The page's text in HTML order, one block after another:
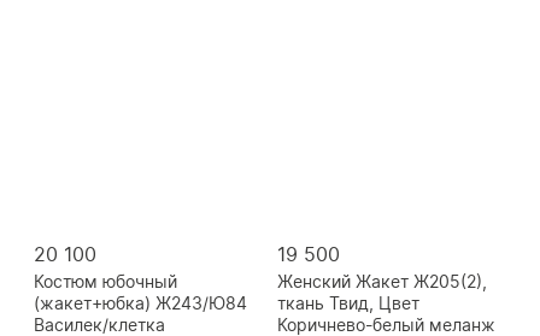
20 100
Костюм юбочный
(жакет+юбка) Ж243/Ю84
Василек/клетка
19 500
Женский Жакет Ж205(2),
ткань Твид, Цвет
Коричнево-белый меланж